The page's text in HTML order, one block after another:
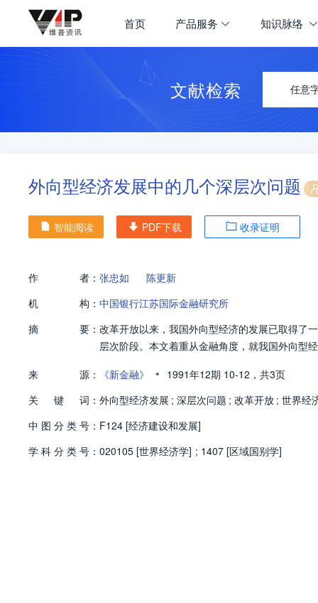
首页 产品服务 知识脉络
文献检索 任意
外向型经济发展中的几个深层次问题
智能阅读 PDF下载 收录证明
作 者： 张忠如
陈更新
机
构： 中国银行江苏国际金融研究所
摘
要： 改革开放以来，我国外向型经济的发展已取得了
层次阶段。本文着重从金融角度，就我国外向型
来
源： 《新金融》 • 1991年12期 10-12， 共3页
关
键 词： 外向型经济发展 ; 深层次问题 ; 改革开放 ; 世界经
中 图 分 类 号： F124 [经济建设和发展]
学 科 分 类 号： 020105 [世界经济学] ; 1407 [区域国别学]